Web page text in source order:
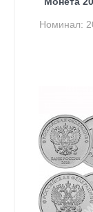
Номинал: